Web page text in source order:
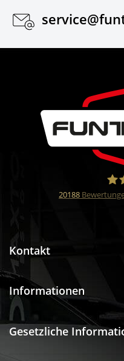
20188
Kontakt
Informationen
Gesetzliche